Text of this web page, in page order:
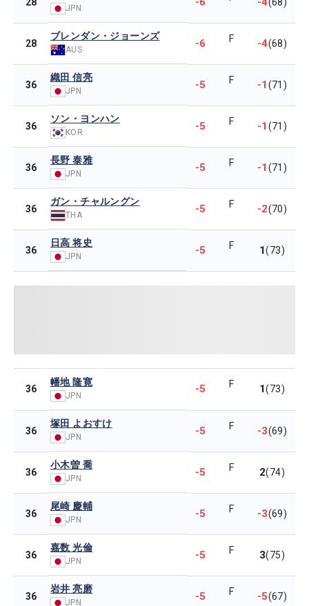
28
JPN
(68)
28
ブレンダン・ジョーンズ
AUS -6 F -4(68)
36
織田 信亮
JPN -5 F -1(71)
36
ソン・ヨンハン
KOR -5 F -1(71)
36
長野 泰雅
JPN -5 F -1(71)
36
ガン・チャルングン
THA -5 F -2(70)
36
日高 将史
JPN -5 F 1(73)
36
幡地 隆寛
JPN
-5 F 1(73)
36
塚田 よおすけ
JPN -5 F -3(69)
36
小木曽 喬
JPN -5 F 2(74)
36
尾崎 慶輔
JPN -5 F -3(69)
36
嘉数 光倫
JPN -5 F 3(75)
36
岩井 亮磨
JPN -5 F -5(67)